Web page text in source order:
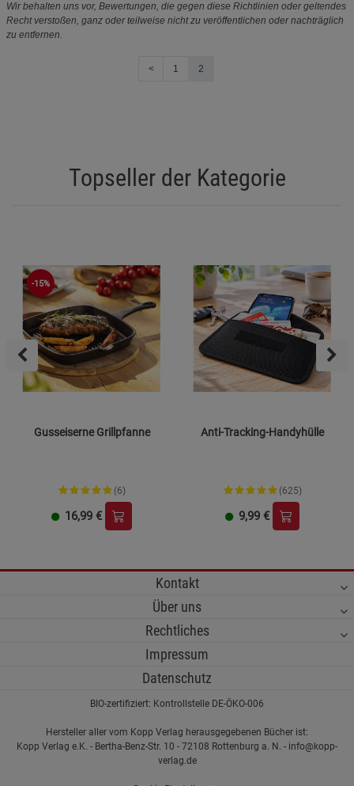
Wir behalten uns vor, Bewertungen, die gegen diese Richtlinien oder geltendes
Recht verstoßen, ganz oder teilweise nicht zu veröffentlichen oder nachträglich
zu entfernen.
< 1 2
Topseller der Kategorie
-15%
Gusseiserne Grillpfanne
(6)
16,99 €
Anti-Tracking-Handyhülle
(625)
9,99 €
Kontakt
Über uns
Rechtliches
Impressum
Datenschutz
BIO-zertifiziert: Kontrollstelle DE-ÖKO-006
Hersteller aller vom Kopp Verlag herausgegebenen Bücher ist:
Kopp Verlag e.K. - Bertha-Benz-Str. 10 - 72108 Rottenburg a. N. - info@kopp-
verlag.de